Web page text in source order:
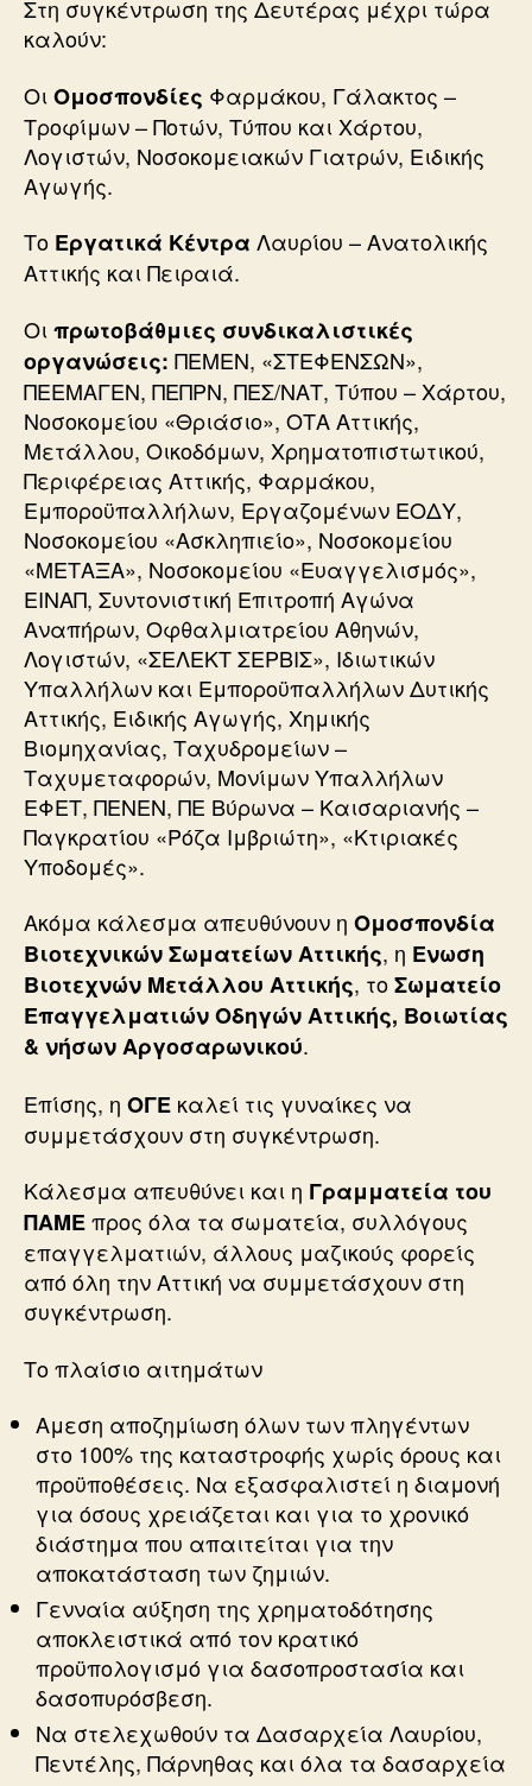
Στη συγκέντρωση της Δευτέρας μέχρι τώρα
καλούν:
ΟιΟμοσπονδίες Φαρμάκου, Γάλακτος –
Τροφίμων – Ποτών, Τύπου και Χάρτου,
Λογιστών, Νοσοκομειακών Γιατρών, Ειδικής
Αγωγής.
Το Εργατικά Κέντρα Λαυρίου – Ανατολικής
Αττικής και Πειραιά.
Οιπρωτοβάθμιες συνδικαλιστικές
οργανώσεις: ΠΕΜΕΝ, «ΣΤΕΦΕΝΣΩΝ»,
ΠΕΕΜΑΓΕΝ, ΠΕΠΡΝ, ΠΕΣ/ΝΑΤ, Τύπου – Χάρτου,
Νοσοκομείου «Θριάσιο», ΟΤΑ Αττικής,
Μετάλλου, Οικοδόμων, Χρηματοπιστωτικού,
Περιφέρειας Αττικής, Φαρμάκου,
Εμποροϋπαλλήλων, Εργαζομένων ΕΟΔΥ,
Νοσοκομείου «Ασκληπιείο», Νοσοκομείου
«ΜΕΤΑΞΑ», Νοσοκομείου «Ευαγγελισμός»,
ΕΙΝΑΠ, Συντονιστική Επιτροπή Αγώνα
Αναπήρων, Οφθαλμιατρείου Αθηνών,
Λογιστών, «ΣΕΛΕΚΤ ΣΕΡΒΙΣ», Ιδιωτικών
Υπαλλήλων και Εμποροϋπαλλήλων Δυτικής
Αττικής, Ειδικής Αγωγής, Χημικής
Βιομηχανίας, Ταχυδρομείων –
Ταχυμεταφορών, Μονίμων Υπαλλήλων
ΕΦΕΤ, ΠΕΝΕΝ, ΠΕ Βύρωνα – Καισαριανής –
Παγκρατίου «Ρόζα Ιμβριώτη», «Κτιριακές
Υποδομές».
Ακόμα κάλεσμα απευθύνουν η Ομοσπονδία
Βιοτεχνικών Σωματείων Αττικής, η Ενωση
Βιοτεχνών Μετάλλου Αττικής, τοΣωματείο
Επαγγελματιών Οδηγών Αττικής, Βοιωτίας
& νήσων Αργοσαρωνικού.
Επίσης, η ΟΓΕ καλεί τις γυναίκες να
συμμετάσχουν στη συγκέντρωση.
Κάλεσμα απευθύνει και η Γραμματεία του
ΠΑΜΕπρος όλα τα σωματεία, συλλόγους
επαγγελματιών, άλλους μαζικούς φορείς
από όλη την Αττική να συμμετάσχουν στη
συγκέντρωση.
Το πλαίσιο αιτημάτων
Αμεση αποζημίωση όλων των πληγέντων
στο 100% της καταστροφής χωρίς όρους και
προϋποθέσεις. Να εξασφαλιστεί η διαμονή
για όσους χρειάζεται και για το χρονικό
διάστημα που απαιτείται για την
αποκατάσταση των ζημιών.
Γενναία αύξηση της χρηματοδότησης
αποκλειστικά από τον κρατικό
προϋπολογισμό για δασοπροστασία και
δασοπυρόσβεση.
Να στελεχωθούν τα Δασαρχεία Λαυρίου,
Πεντέλης, Πάρνηθας και όλα τα δασαρχεία